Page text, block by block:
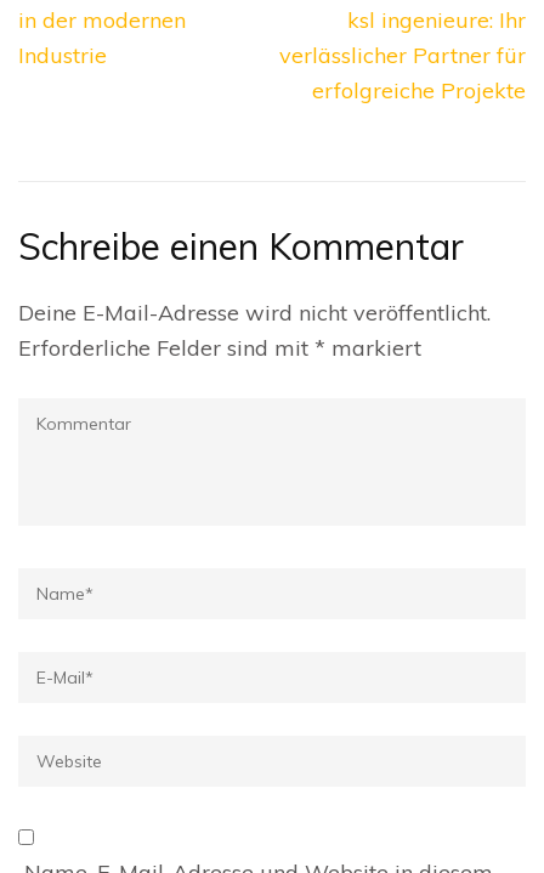
in der modernen
Industrie
ksl ingenieure: Ihr
verlässlicher Partner für
erfolgreiche Projekte
Schreibe einen Kommentar
Deine E-Mail-Adresse wird nicht veröffentlicht.
Erforderliche Felder sind mit * markiert
Kommentar
Name*
E-
Website